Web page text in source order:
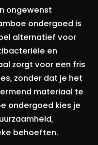
ongewenst
ondergoed is
alternatief voor
en
zorgt voor een fris
zonder dat je het
materiaal te
ondergoed kies je
behoeften.